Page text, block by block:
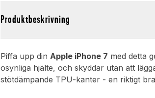
Produktbeskrivning
Piffa upp dinApple iPhone 7 med detta
osynliga hjälte, och skyddar utan att
stötdämpande TPU-kanter - en riktigt